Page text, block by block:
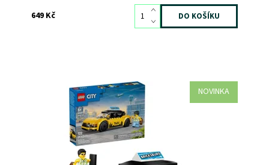
649 Kč
NOVINKA
Děti od 5 let, které milují autíčka a stavebnice, si se
stavebnicí LEGO® City Žlutý taxík (60487) užijí
dvojnásobnou porci zábavy.
Dostupnost:
Skladem>3
12734
LEGO